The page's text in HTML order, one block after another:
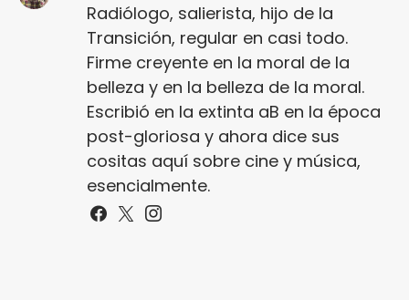
Radiólogo, salierista, hijo de la
Transición, regular en casi todo.
Firme creyente en la moral de la
belleza y en la belleza de la moral.
Escribió en la extinta aB en la época
post-gloriosa y ahora dice sus
cositas aquí sobre cine y música,
esencialmente.